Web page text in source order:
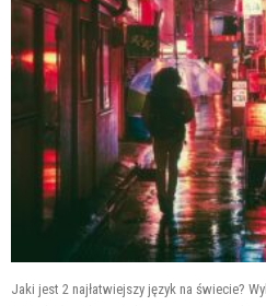
Jaki jest 2 najłatwiejszy język na świecie?